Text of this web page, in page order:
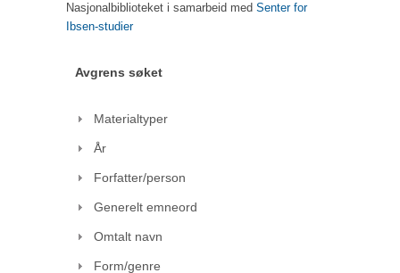
Nasjonalbiblioteket i samarbeid med Senter for
Ibsen-studier
Avgrens søket
Materialtyper
År
Forfatter/person
Generelt emneord
Omtalt navn
Form/genre